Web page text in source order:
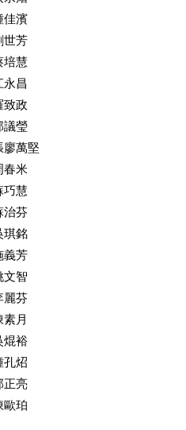
鍾佳濱
劉世芳
蔡培慧
永昌
致政
邱議瑩
張廖萬堅
周春米
蘇巧慧
蘇治芬
吳琪銘
施義芳
文智
李麗芬
素月
吳焜裕
孔炤
郭正亮
歐珀